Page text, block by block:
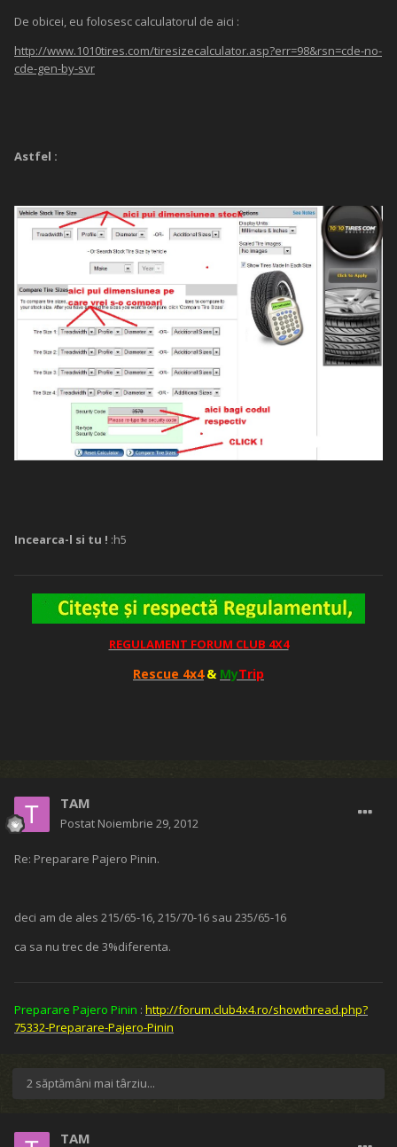
De obicei, eu folosesc calculatorul de aici :
http://www.1010tires.com/tiresizecalculator.asp?err=98&rsn=cde-no-
cde-gen-by-svr
Astfel :
Incearca-l si tu ! :h5
REGULAMENT FORUM CLUB 4X4
Rescue 4x4 & MyTrip
TAM
Postat Noiembrie 29, 2012
Re: Preparare Pajero Pinin.
deci am de ales 215/65-16, 215/70-16 sau 235/65-16
ca sa nu trec de 3%diferenta.
Preparare Pajero Pinin : http://forum.club4x4.ro/showthread.php?
75332-Preparare-Pajero-Pinin
2 săptămâni mai târziu...
TAM